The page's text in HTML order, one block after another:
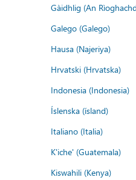
Gàidhlig (An
Galego (Galego)
Hausa (Najeriya)
Hrvatski (Hrvatska)
Indonesia (Indonesia)
Íslenska (ísland)
Italiano (Italia)
K'iche' (Guatemala)
Kiswahili (Kenya)